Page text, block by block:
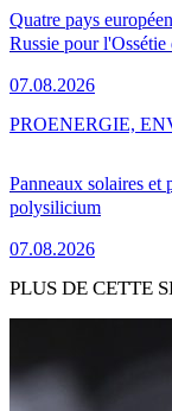
Quatre pays
Russie pour l'Ossétie
07.08.2026
Panneaux solaires et
polysilicium
07.08.2026
PROENERGIE,
PLUS DE CETTE